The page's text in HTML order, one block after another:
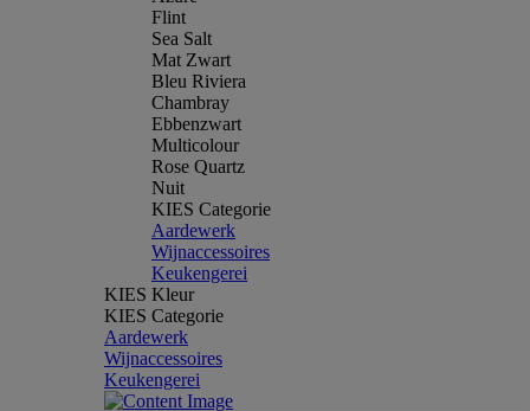
Flint
Sea Salt
Mat Zwart
Bleu Riviera
Chambray
Ebbenzwart
Multicolour
Rose Quartz
Nuit
KIES Categorie
Aardewerk
Wijnaccessoires
Keukengerei
KIES Kleur
KIES Categorie
Aardewerk
Wijnaccessoires
Keukengerei